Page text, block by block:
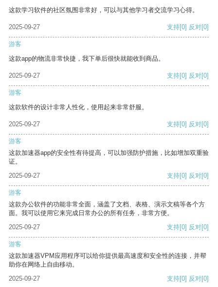
这款学习软件的社区氛围非常好，可以与其他学习者交流学习心得。
2025-09-27 支持[0] 反对[0]
游客
这款app的物流非常快捷，我下单后很快就能收到商品。
2025-09-27 支持[0] 反对[0]
游客
这款软件的设计非常人性化，使用起来非常舒服。
2025-09-27 支持[0] 反对[0]
游客
这款加速器app的安全性有待提高，可以加强防护措施，比如增加双重验
证。
2025-09-27
支持[0] 反对[0]
游客
这款办公软件的功能非常全面，涵盖了文档、表格、演示文稿等各个方
面。我可以使用它来完成日常办公的所有任务，非常方便。
2025-09-27
支持[0] 反对[0]
游客
这款加速器VPM应用程序可以给你提供最高速度和安全性的连接，并帮
助你在网络上自由移动。
2025-09-27
支持[0] 反对[0]